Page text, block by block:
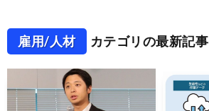
雇用/人材 カテゴリの最新記事